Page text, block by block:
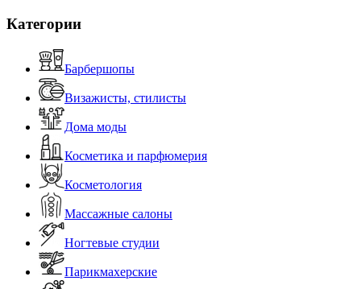
Категории
Барбершопы
Визажисты, стилисты
Дома моды
Косметика и парфюмерия
Косметология
Массажные салоны
Ногтевые студии
Парикмахерские